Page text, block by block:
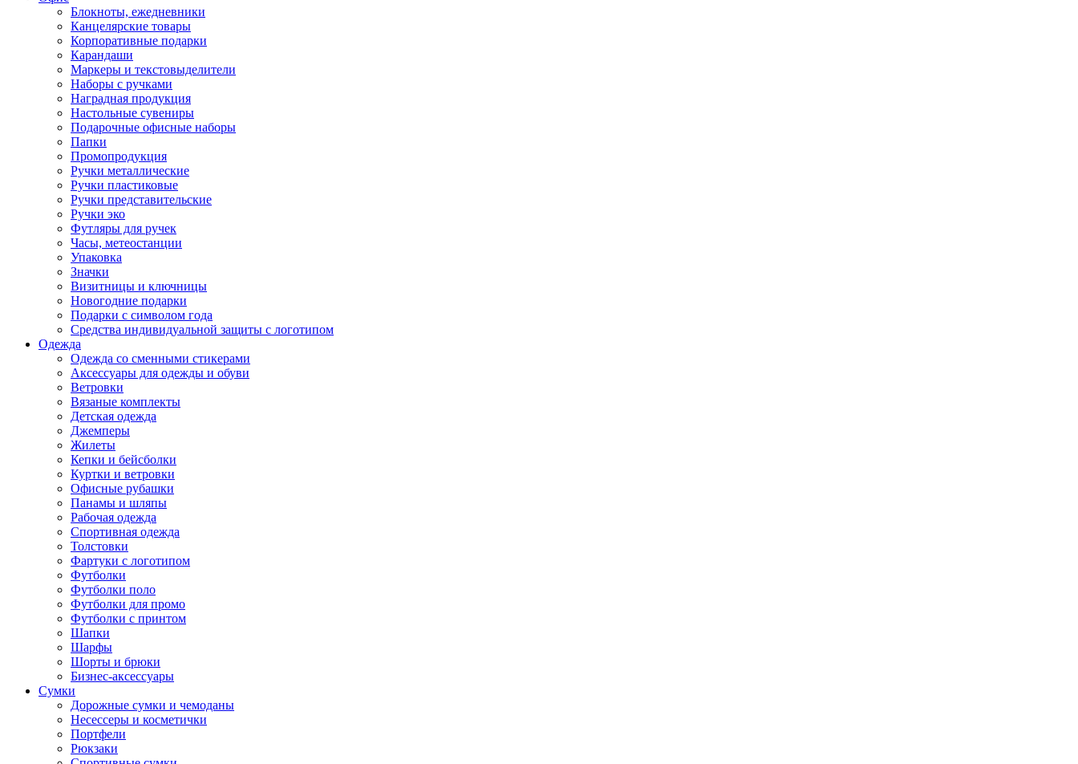
Блокноты, ежедневники
Канцелярские товары
Корпоративные подарки
Карандаши
Маркеры и текстовыделители
Наборы с ручками
Наградная продукция
Настольные сувениры
Подарочные офисные наборы
Папки
Промопродукция
Ручки металлические
Ручки пластиковые
Ручки представительские
Ручки эко
Футляры для ручек
Часы, метеостанции
Упаковка
Значки
Визитницы и ключницы
Новогодние подарки
Подарки с символом года
Средства индивидуальной защиты с логотипом
Одежда
Одежда со сменными стикерами
Аксессуары для одежды и обуви
Ветровки
Вязаные комплекты
Детская одежда
Джемперы
Жилеты
Кепки и бейсболки
Куртки и ветровки
Офисные рубашки
Панамы и шляпы
Рабочая одежда
Спортивная одежда
Толстовки
Фартуки с логотипом
Футболки
Футболки поло
Футболки для промо
Футболки с принтом
Шапки
Шарфы
Шорты и брюки
Бизнес-аксессуары
Сумки
Дорожные сумки и чемоданы
Несессеры и косметички
Портфели
Рюкзаки